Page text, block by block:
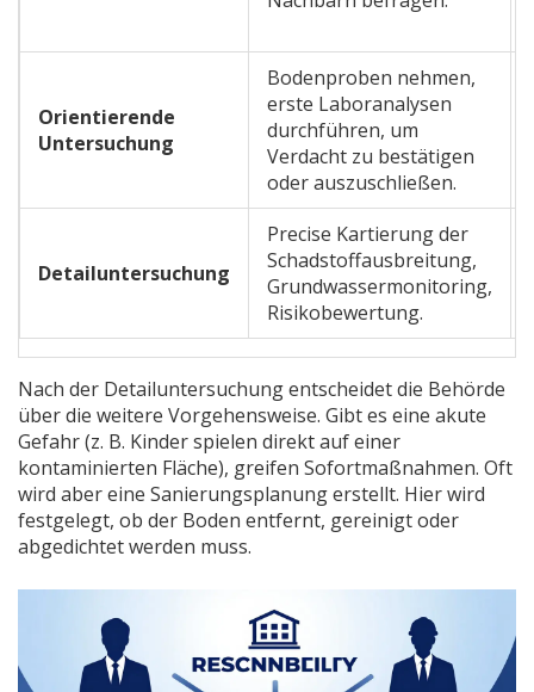
Orientierende
Untersuchung
Bodenproben nehmen,
erste Laboranalysen
durchführen, um
Verdacht zu bestätigen
oder auszuschließen.
Detailuntersuchung
Precise Kartierung der
Schadstoffausbreitung,
Grundwassermonitoring,
Risikobewertung.
Nach der Detailuntersuchung entscheidet die Behörde
über die weitere Vorgehensweise. Gibt es eine akute
Gefahr (z. B. Kinder spielen direkt auf einer
kontaminierten Fläche), greifen Sofortmaßnahmen. Oft
wird aber eine Sanierungsplanungerstellt. Hier wird
festgelegt, ob der Boden entfernt, gereinigt oder
abgedichtet werden muss.